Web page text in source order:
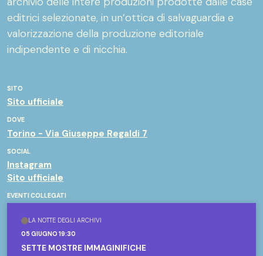
SITO
Sito ufficiale
DOVE
Torino - Via Giuseppe Regaldi 7
SOCIAL
Instagram
Sito ufficiale
EVENTI COLLEGATI
LA NOTTE DEGLI ARCHIVI
05 GIUGNO 19:30
SETTE MOSTRE IMMAGINIFICHE
editrici selezionate, in un’ottica di salvaguardia e
valorizzazione della produzione editoriale
indipendente e di nicchia.